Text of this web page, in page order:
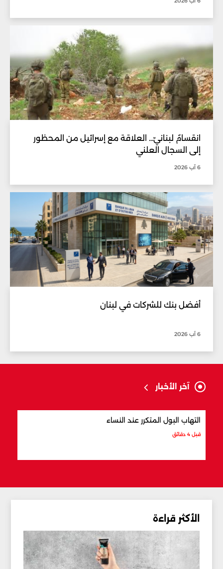
انقسامٌ لبنانيّ... العلاقة مع إسرائيل من المحظور
إلى السجال العلني
6 آب 2026
أفضل بنك للشركات في لبنان
6 آب 2026
آخر الأخبار
التهاب البول المتكرر عند النساء
قبل 4 دقائق
الأكثر قراءة